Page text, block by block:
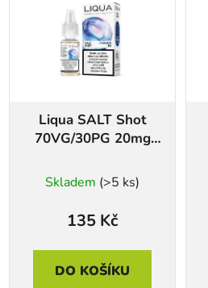
Liqua SALT Shot
70VG/30PG 20mg
Skladem (>5 ks)
135 Kč
DO KOŠÍKU